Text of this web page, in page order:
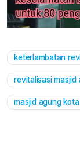
keterlambatan
revitalisasi masjid
masjid agung